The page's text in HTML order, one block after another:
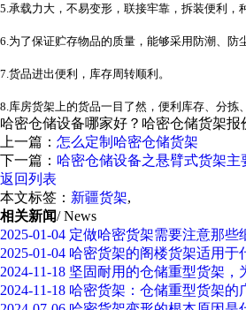
5.承载力大，不易变形，联接牢靠，拆装便利，
6.为了保证贮存物品的质量，能够采用防潮、防
7.货品进出便利，库存周转顺利。
8.库房货架上的货品一目了然，便利库存、分拣
哈密仓储设备哪家好？哈密仓储货架
上一篇： 怎么定制哈密仓储货架
下一篇： 哈密仓储设备之悬臂式货架主
返回列表
本文标签： 新疆货架,
相关新闻/ News
2025-01-04 定做哈密货架需要注意那些
2025-01-04 哈密货架的阁楼货架适用于
2024-11-18 坚固耐用的仓储重型货架，
2024-11-18 哈密货架：仓储重型货架的